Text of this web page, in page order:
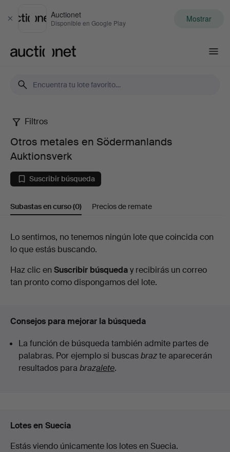
Cerrar
Auctionet
Disponible en Google Play Mostrar
Otros
metales
en
Södermanlands
Filtros
Otros metales en Södermanlands
Auktionsverk
Suscribir búsqueda
Subastas en curso(0) Precios de remate
Subastas
curso
Lo sentimos, no tenemos ningún lote que coincida con
lo que estás buscando.
Haz clic en Suscribir búsqueday recibirás un correo
tan pronto como dispongamos del lote.
Consejos para mejorar la búsqueda
La función de búsqueda también admite partes de
palabras. Por ejemplo si buscasbrazte aparecerán
resultados para brazalete.
Lotes en Suecia
Estás viendo únicamente los lotes en Suecia.